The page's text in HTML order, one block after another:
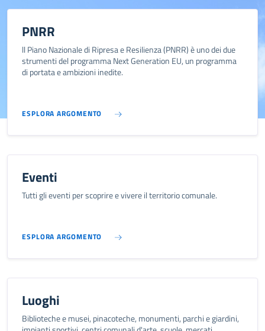
PNRR
ll Piano Nazionale di Ripresa e Resilienza (PNRR) è uno dei due
strumenti del programma Next Generation EU, un programma
di portata e ambizioni inedite.
ESPLORA ARGOMENTO
Eventi
Tutti gli eventi per scoprire e vivere il territorio comunale.
ESPLORA ARGOMENTO
Luoghi
Biblioteche e musei, pinacoteche, monumenti, parchi e giardini,